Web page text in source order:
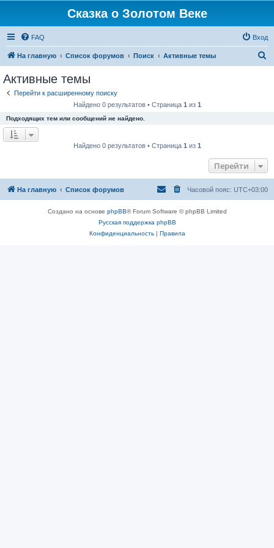
Сказка о Золотом Веке
FAQ Вход
На главную Список форумов Поиск Активные темы
Активные темы
Перейти к расширенному поиску
Найдено 0 результатов • Страница 1 из 1
Подходящих тем или сообщений не найдено.
Найдено 0 результатов • Страница 1 из 1
Перейти
На главную Список форумов Часовой пояс: UTC+03:00
Создано на основе phpBB® Forum Software © phpBB Limited
Русская поддержка phpBB
Конфиденциальность| Правила